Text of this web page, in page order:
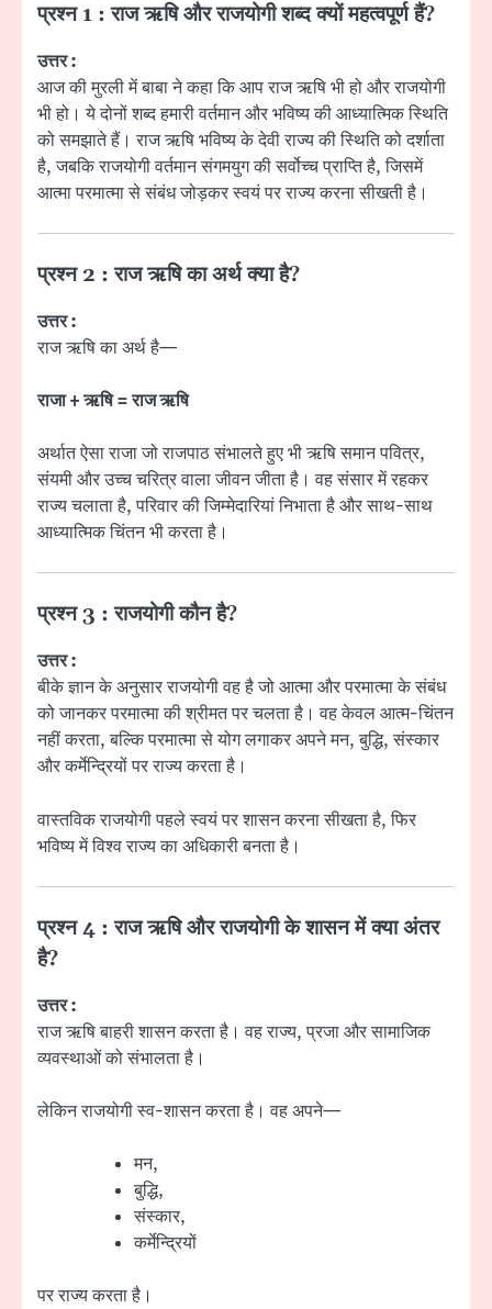
प्रश्न 1 : राज ऋषि और राजयोगी शब्द क्यों महत्वपूर्ण हैं?
उत्तर :
आज की मुरली में बाबा ने कहा कि आप राज ऋषि भी हो और राजयोगी
भी हो। ये दोनों शब्द हमारी वर्तमान और भविष्य की आध्यात्मिक स्थिति
को समझाते हैं। राज ऋषि भविष्य के देवी राज्य की स्थिति को दर्शाता
है, जबकि राजयोगी वर्तमान संगमयुग की सर्वोच्च प्राप्ति है, जिसमें
आत्मा परमात्मा से संबंध जोड़कर स्वयं पर राज्य करना सीखती है।
प्रश्न 2 : राज ऋषि का अर्थ क्या है?
उत्तर :
राज ऋषि का अर्थ है—
राजा + ऋषि = राज ऋषि
अर्थात ऐसा राजा जो राजपाठ संभालते हुए भी ऋषि समान पवित्र,
संयमी और उच्च चरित्र वाला जीवन जीता है। वह संसार में रहकर
राज्य चलाता है, परिवार की जिम्मेदारियां निभाता है और साथ-साथ
आध्यात्मिक चिंतन भी करता है।
प्रश्न 3 : राजयोगी कौन है?
उत्तर :
बीके ज्ञान के अनुसार राजयोगी वह है जो आत्मा और परमात्मा के संबंध
को जानकर परमात्मा की श्रीमत पर चलता है। वह केवल आत्म-चिंतन
नहीं करता, बल्कि परमात्मा से योग लगाकर अपने मन, बुद्धि, संस्कार
और कर्मेन्द्रियों पर राज्य करता है।
वास्तविक राजयोगी पहले स्वयं पर शासन करना सीखता है, फिर
भविष्य में विश्व राज्य का अधिकारी बनता है।
प्रश्न 4 : राज ऋषि और राजयोगी के शासन में क्या अंतर
है?
उत्तर :
राज ऋषि बाहरी शासन करता है। वह राज्य, प्रजा और सामाजिक
व्यवस्थाओं को संभालता है।
लेकिन राजयोगी स्व-शासन करता है। वह अपने—
मन,
बुद्धि,
संस्कार,
कर्मेन्द्रियों
पर राज्य करता है।